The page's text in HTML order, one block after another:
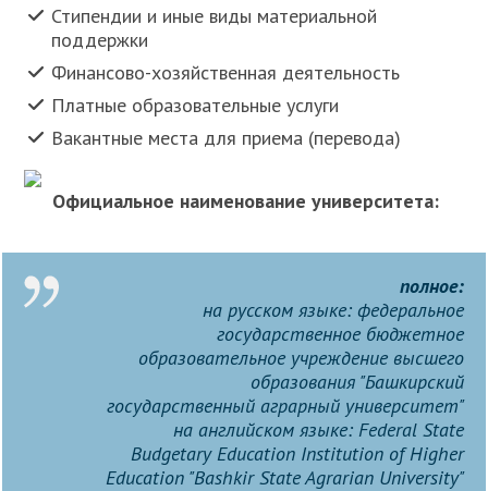
Стипендии и иные виды материальной
поддержки
Финансово-хозяйственная деятельность
Платные образовательные услуги
Вакантные места для приема (перевода)
Официальное наименование университета:
полное:
на русском языке:федеральное
государственное бюджетное
образовательное учреждение высшего
образования "Башкирский
государственный аграрный университет"
на английском языке:Federal State
Budgetary Education Institution of Higher
Education "Bashkir State Agrarian University"